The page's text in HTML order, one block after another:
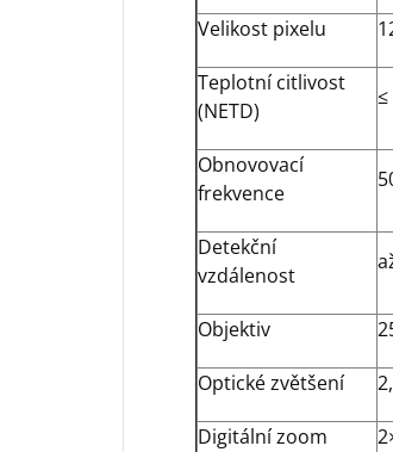
Velikost pixelu
Teplotní citlivost
(NETD)
≤
Obnovovací
frekvence
Detekční
vzdálenost
Objektiv
Optické zvětšení
Digitální zoom